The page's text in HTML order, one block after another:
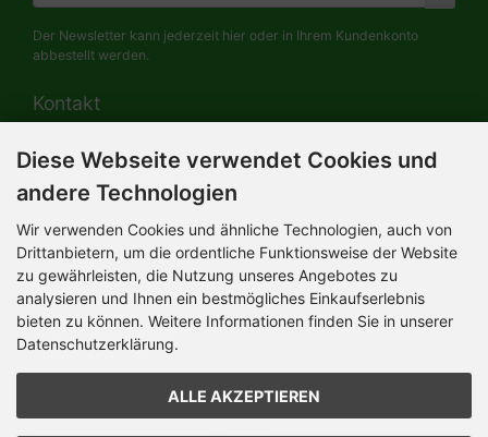
Der Newsletter kann jederzeit hier oder in Ihrem Kundenkonto
abbestellt werden.
Kontakt
HERMANN-Spielwaren GmbH
Werksverkauf / Postadresse:
Im Grund 9-11
Mo-Do 8.00 bis 16.30 Uhr
Bürozeiten:
Mo-Do 8.00 bis 16.30 Uhr
Fr 8.00 bis 12.30 Uhr
+49 (0) 09561 85900
info@hermann.de
Geschäftsführer
Martin Hermann
Diese Webseite verwendet Cookies und
andere Technologien
Wir verwenden Cookies und ähnliche Technologien, auch von
Drittanbietern, um die ordentliche Funktionsweise der Website
zu gewährleisten, die Nutzung unseres Angebotes zu
analysieren und Ihnen ein bestmögliches Einkaufserlebnis
bieten zu können. Weitere Informationen finden Sie in unserer
Datenschutzerklärung.
ALLE AKZEPTIEREN